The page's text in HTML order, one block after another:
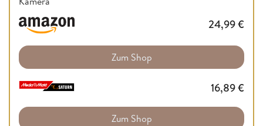
24,99€
Zum Shop
16,89€
Zum Shop